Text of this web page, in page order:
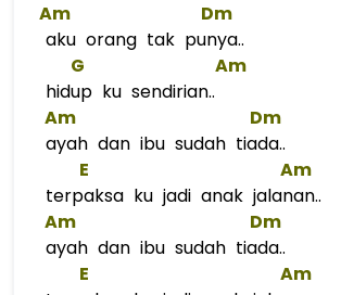
Am
Dm
aku orang tak punya..
G
Am
hidup ku sendirian..
Am
Dm
ayah dan ibu sudah tiada..
E
Am
terpaksa ku jadi anak jalanan..
Am
Dm
ayah dan ibu sudah tiada..
E
Am